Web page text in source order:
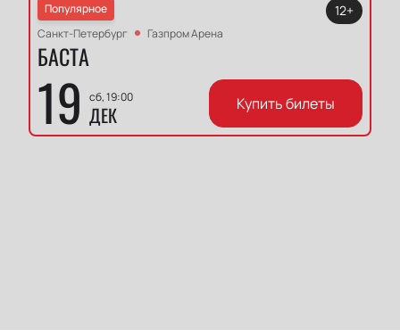
Популярное
Санкт-Петербург
Газпром Арена
БАСТА
19 сб, 19:00
ДЕК
12+
Купить билеты